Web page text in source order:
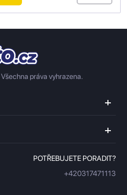
Všechna práva vyhrazena.
POTŘEBUJETE PORADIT?
+420317471113